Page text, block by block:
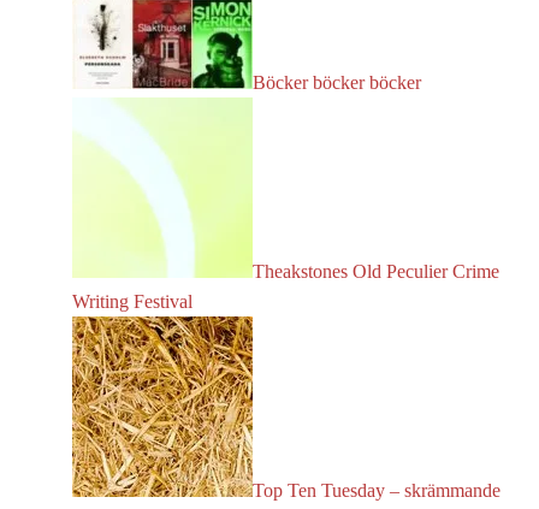
Böcker böcker böcker
Theakstones Old Peculier Crime
Writing Festival
Top Ten Tuesday – skrämmande